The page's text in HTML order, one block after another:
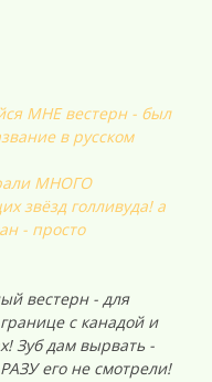
МНЕ вестерн - был
в русском
МНОГО
звёзд голливуда! а
- просто
вестерн - для
с канадой и
Зуб дам вырвать -
его не смотрели!